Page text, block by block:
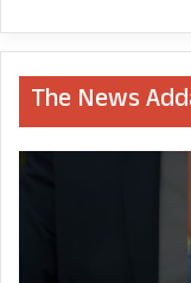
मुख्यमंत्री ने
The News